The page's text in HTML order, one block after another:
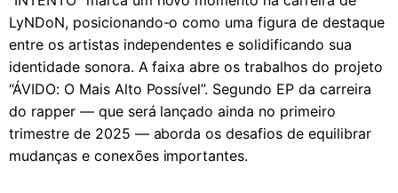
LyNDoN, posicionando-o como uma figura de destaque
entre os artistas independentes e solidificando sua
identidade sonora. A faixa abre os trabalhos do projeto
“ÁVIDO: O Mais Alto Possível”. Segundo EP da carreira
do rapper — que será lançado ainda no primeiro
trimestre de 2025 — aborda os desafios de equilibrar
mudanças e conexões importantes.